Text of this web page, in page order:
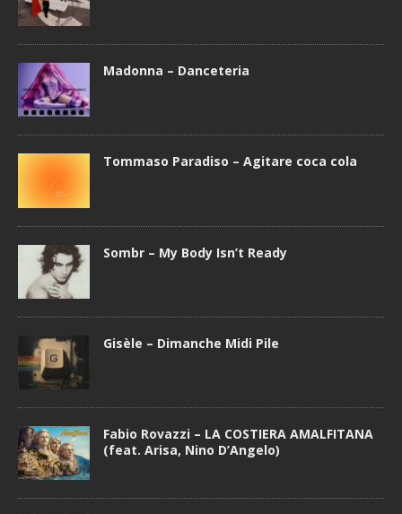
Madonna – Danceteria
Tommaso Paradiso – Agitare coca cola
Sombr – My Body Isn’t Ready
Gisèle – Dimanche Midi Pile
Fabio Rovazzi – LA COSTIERA AMALFITANA
(feat. Arisa, Nino D’Angelo)